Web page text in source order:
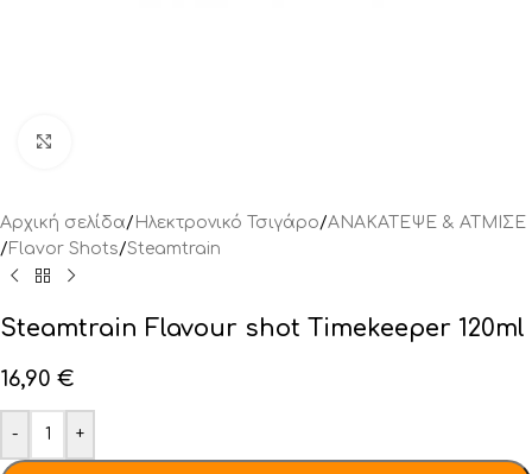
Αρχική σελίδα/ Ηλεκτρονικό Τσιγάρο/ΑΝΑΚΑΤΕΨΕ & ΑΤΜΙΣΕ
/ Flavor Shots/Steamtrain
Steamtrain Flavour shot Timekeeper 120ml
16,90 €
- +